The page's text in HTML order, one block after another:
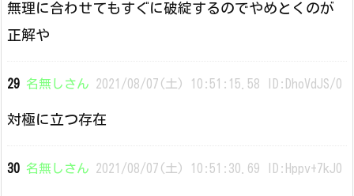
無理に合わせてもすぐに破綻するのでやめとくのが
正解や
29 名無しさん 2021/08/07(土) 10:51:15.58 ID:DhoVdJS/0
対極に立つ存在
30 名無しさん 2021/08/07(土) 10:51:30.69 ID:Hppv+7kJ0